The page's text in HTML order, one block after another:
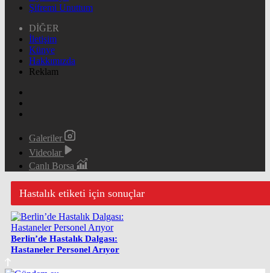
Şifremi Unuttum
DİĞER
İletişim
Künye
Hakkımızda
Reklam
Galeriler
Videolar
Canlı Borsa
Hastalık etiketi için sonuçlar
Berlin’de Hastalık Dalgası:
Hastaneler Personel Arıyor